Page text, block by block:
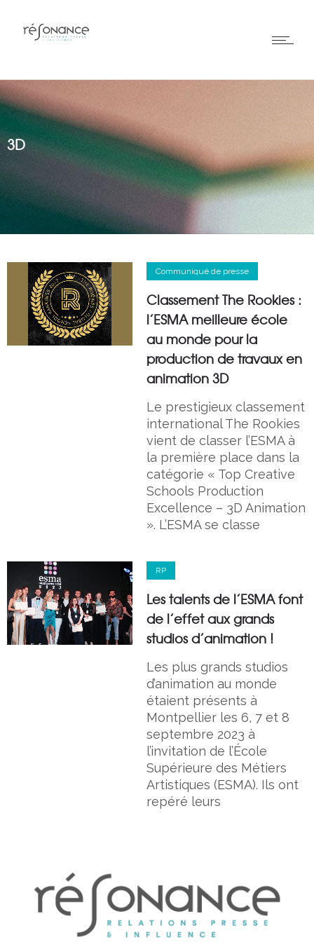
3D
Communiqué de presse
Classement The Rookies :
l’ESMA meilleure école
au monde pour la
production de travaux en
animation 3D
Le prestigieux classement
international The Rookies
vient de classer l’ESMA à
la première place dans la
catégorie « Top Creative
Schools Production
Excellence – 3D Animation
». L’ESMA se classe
RP
Les talents de l’ESMA font
de l’effet aux grands
studios d’animation !
Les plus grands studios
d’animation au monde
étaient présents à
Montpellier les 6, 7 et 8
septembre 2023 à
l’invitation de l’École
Supérieure des Métiers
Artistiques (ESMA). Ils ont
repéré leurs